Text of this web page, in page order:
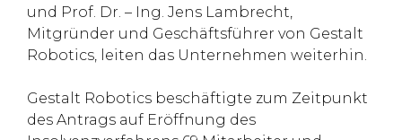
und Prof. Dr. – Ing. Jens Lambrecht,
Mitgründer und Geschäftsführer von Gestalt
Robotics, leiten das Unternehmen weiterhin.
Gestalt Robotics beschäftigte zum Zeitpunkt
des Antrags auf Eröffnung des